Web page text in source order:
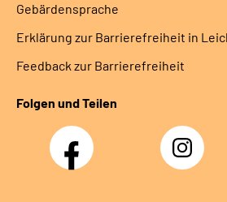
Gebärdensprache
Erklärung zur Barrierefreiheit in
Feedback zur Barrierefreiheit
Folgen und Teilen
Facebook
Instagram
DRV